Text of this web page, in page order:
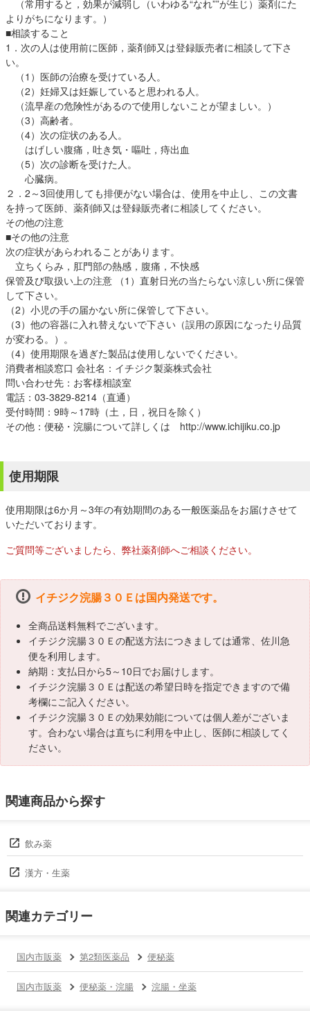
（常用すると，効果が減弱し（いわゆる“なれ””が生じ）薬剤にた
よりがちになります。）
■相談すること
1．次の人は使用前に医師，薬剤師又は登録販売者に相談して下さ
い。
（1）医師の治療を受けている人。
（2）妊婦又は妊娠していると思われる人。
（流早産の危険性があるので使用しないことが望ましい。）
（3）高齢者。
（4）次の症状のある人。
はげしい腹痛，吐き気・嘔吐，痔出血
（5）次の診断を受けた人。
心臓病。
２．2～3回使用しても排便がない場合は、使用を中止し、この文書
を持って医師、薬剤師又は登録販売者に相談してください。
その他の注意
■その他の注意
次の症状があらわれることがあります。
立ちくらみ，肛門部の熱感，腹痛，不快感
保管及び取扱い上の注意 （1）直射日光の当たらない涼しい所に保管
して下さい。
（2）小児の手の届かない所に保管して下さい。
（3）他の容器に入れ替えないで下さい（誤用の原因になったり品質
が変わる。）。
（4）使用期限を過ぎた製品は使用しないでください。
消費者相談窓口 会社名：イチジク製薬株式会社
問い合わせ先：お客様相談室
電話：03-3829-8214（直通）
受付時間：9時～17時（土，日，祝日を除く）
その他：便秘・浣腸について詳しくは http://www.ichijiku.co.jp
使用期限
使用期限は6か月～3年の有効期間のある一般医薬品をお届けさせて
いただいております。
ご質問等ございましたら、弊社薬剤師へご相談ください。
イチジク浣腸３０Ｅは国内発送です。
全商品送料無料でございます。
イチジク浣腸３０Ｅの配送方法につきましては通常、佐川急
便を利用します。
納期：支払日から5～10日でお届けします。
イチジク浣腸３０Ｅは配送の希望日時を指定できますので備
考欄にご記入ください。
イチジク浣腸３０Ｅの効果効能については個人差がございま
す。合わない場合は直ちに利用を中止し、医師に相談してく
ださい。
関連商品から探す
飲み薬
漢方・生薬
関連カテゴリー
国内市販薬 第2類医薬品 便秘薬
国内市販薬 便秘薬・浣腸 浣腸・坐薬